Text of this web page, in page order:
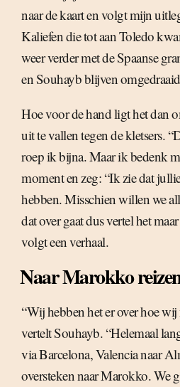
naar de kaart en volgt mijn
Kaliefen die tot aan Toledo
weer verder met de Spaanse
en Souhayb blijven
Hoe voor de hand ligt het dan
uit te vallen tegen de kletsers.
roep ik bijna. Maar ik bedenk
moment en zeg: “Ik zie dat
hebben. Misschien willen we
dat over gaat dus vertel het
volgt een verhaal.
Naar Marokko
“Wij hebben het er over hoe
vertelt Souhayb. “Helemaal
via Barcelona, Valencia naar
oversteken naar Marokko. We